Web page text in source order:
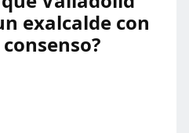
exalcalde con